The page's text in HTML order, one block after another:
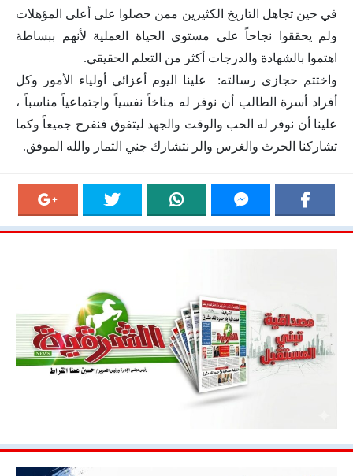
في حين تجاهل التاريخ الكثيرين ممن حصلوا على أعلى المؤهلات
ولم يحققوا نجاحاً على مستوى الحياة العملية لأنهم ببساطة
اهتموا بالشهادة والدرجات أكثر من التعلم الحقيقي.
واختتم حجازى رسالته: علينا اليوم أعزائي أولياء الأمور وكل
أفراد أسرة الطالب أن نوفر له مناخاً نفسياً واجتماعياً مناسباً ،
علينا أن نوفر له الحب والوقت والجهد ليتفوق فنفرح جميعاً وكما
تشاركنا الحرث والغرس والر نتشارك جني الثمار والله الموفق.